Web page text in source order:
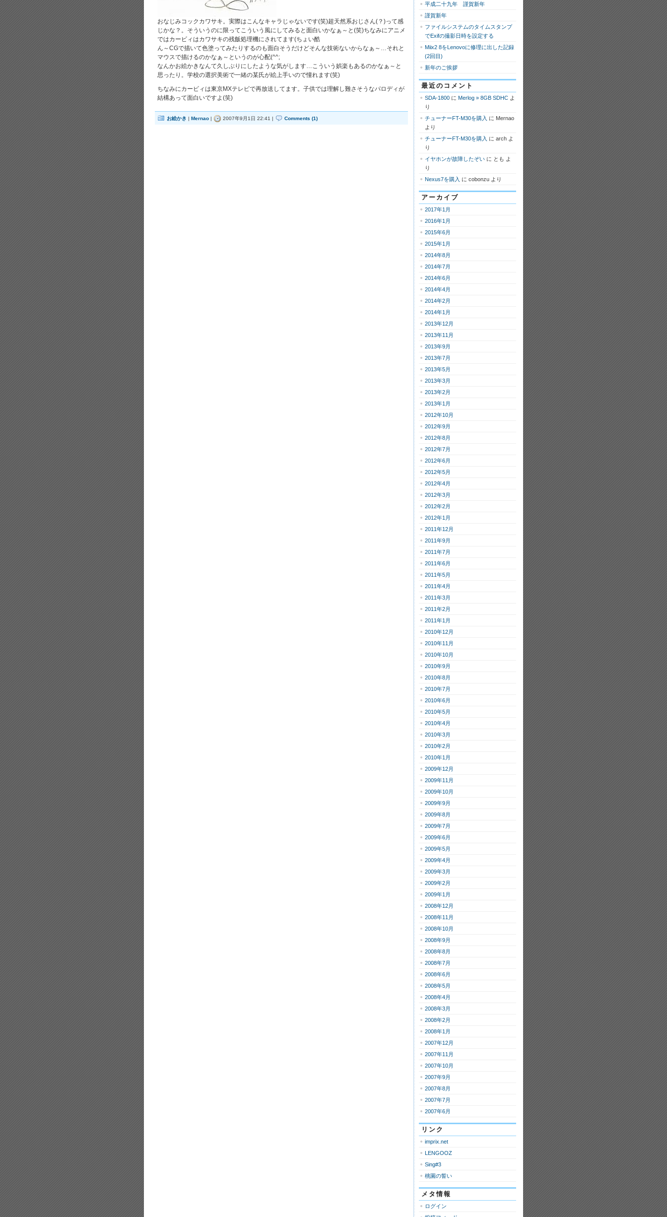
おなじみコックカワサキ。実際はこんなキャラじゃないです(笑)超天然系おじさん(？)って感
じかな？。そういうのに限ってこういう風にしてみると面白いかなぁ～と(笑)ちなみにアニメ
ではカービィはカワサキの残飯処理機にされてます(ちょい酷
ん～CGで描いて色塗ってみたりするのも面白そうだけどそんな技術ないからなぁ～…それと
マウスで描けるのかなぁ～というのが心配(^^;
なんかお絵かきなんて久しぶりにしたような気がします…こういう娯楽もあるのかなぁ～と
思ったり。学校の選択美術で一緒の某氏が絵上手いので憧れます(笑)
ちなみにカービィは東京MXテレビで再放送してます。子供では理解し難さそうなパロディが
結構あって面白いですよ(笑)
お絵かき | Mernao | 2007年9月1日 22:41 | Comments (1)
平成二十九年 謹賀新年
謹賀新年
ファイルシステムのタイムスタンプ
でExifの撮影日時を設定する
Miix2 8をLenovoに修理に出した記録
(2回目)
新年のご挨拶
最近のコメント
SDA-1800 に Merlog » 8GB SDHC よ
り
チューナーFT-M30を購入 に Mernao
より
チューナーFT-M30を購入 に arch よ
り
イヤホンが故障したぞい に とも よ
り
Nexus7を購入 に cobonzu より
アーカイブ
2017年1月
2016年1月
2015年6月
2015年1月
2014年8月
2014年7月
2014年6月
2014年4月
2014年2月
2014年1月
2013年12月
2013年11月
2013年9月
2013年7月
2013年5月
2013年3月
2013年2月
2013年1月
2012年10月
2012年9月
2012年8月
2012年7月
2012年6月
2012年5月
2012年4月
2012年3月
2012年2月
2012年1月
2011年12月
2011年9月
2011年7月
2011年6月
2011年5月
2011年4月
2011年3月
2011年2月
2011年1月
2010年12月
2010年11月
2010年10月
2010年9月
2010年8月
2010年7月
2010年6月
2010年5月
2010年4月
2010年3月
2010年2月
2010年1月
2009年12月
2009年11月
2009年10月
2009年9月
2009年8月
2009年7月
2009年6月
2009年5月
2009年4月
2009年3月
2009年2月
2009年1月
2008年12月
2008年11月
2008年10月
2008年9月
2008年8月
2008年7月
2008年6月
2008年5月
2008年4月
2008年3月
2008年2月
2008年1月
2007年12月
2007年11月
2007年10月
2007年9月
2007年8月
2007年7月
2007年6月
リンク
imprix.net
LENGOOZ
Sing#3
桃園の誓い
メタ情報
ログイン